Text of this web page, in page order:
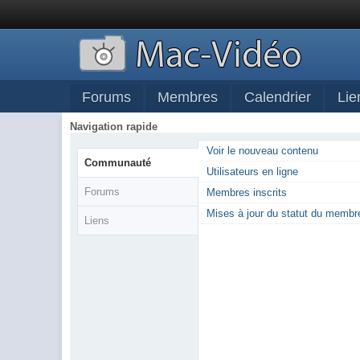
Forums Membres Calendrier
Navigation rapide
Communauté
Forums
Liens
Voir le nouveau contenu
Utilisateurs en ligne
Membres inscrits
Mises à jour du statut du